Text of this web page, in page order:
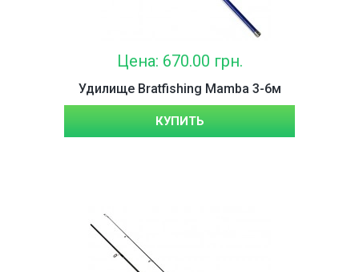
Цена: 670.00 грн.
Удилище Bratfishing Mamba 3-6м
КУПИТЬ